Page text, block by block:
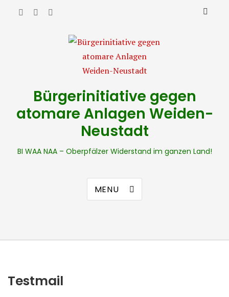
Bürgerinitiative gegen
atomare Anlagen Weiden-
Neustadt
BI WAA NAA – Oberpfälzer Widerstand im ganzen Land!
MENU
Testmail